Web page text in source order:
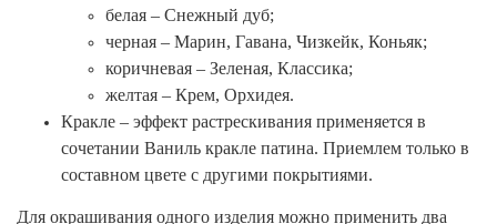
белая – Снежный дуб;
черная – Марин, Гавана, Чизкейк, Коньяк;
коричневая – Зеленая, Классика;
желтая – Крем, Орхидея.
Кракле – эффект растрескивания применяется в
сочетании Ваниль кракле патина. Приемлем только в
составном цвете с другими покрытиями.
Для окрашивания одного изделия можно применить два